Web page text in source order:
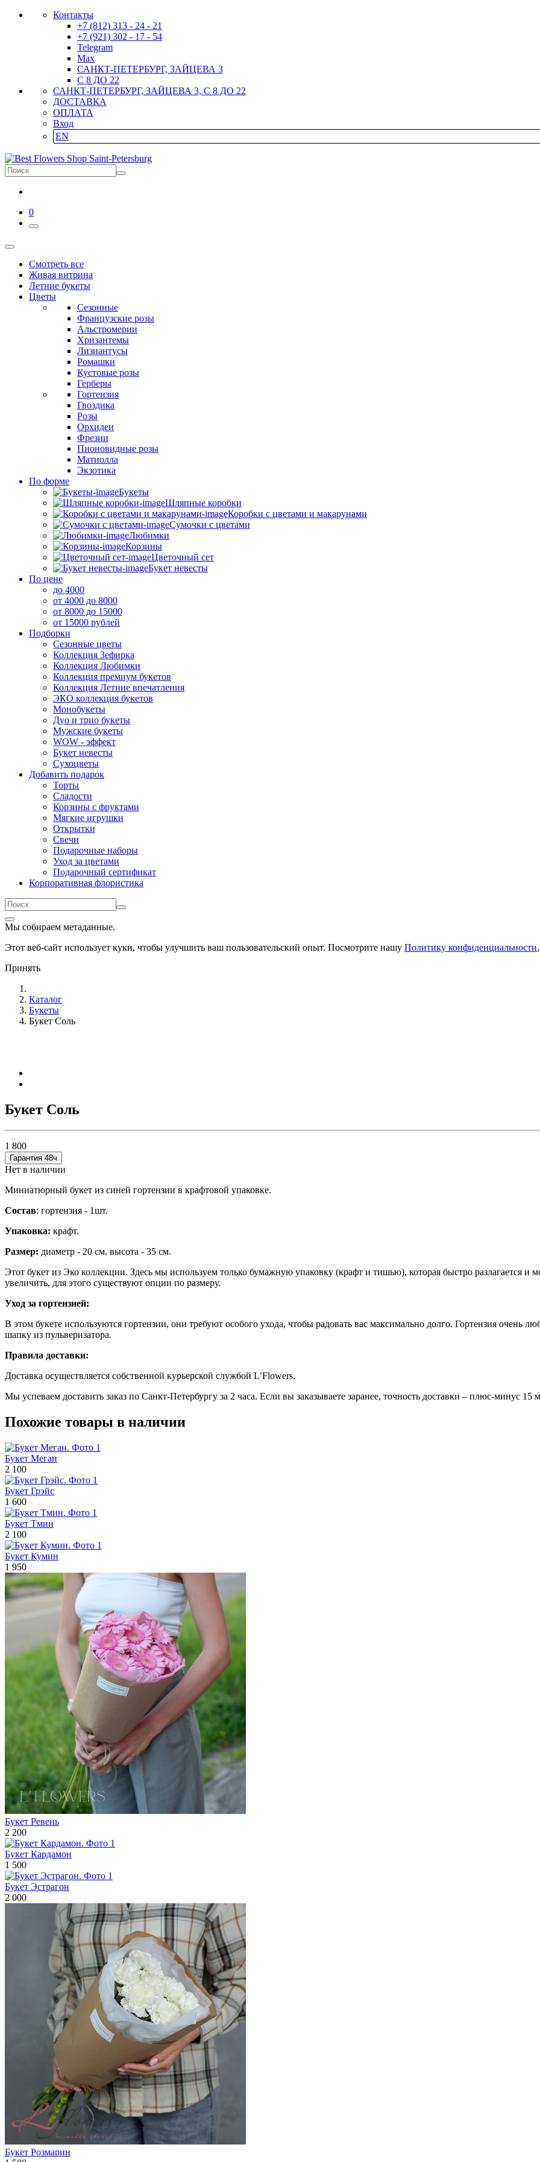
Контакты
+7 (812) 313 - 24 - 21
+7 (921) 302 - 17 - 54
Telegram
Max
САНКТ-ПЕТЕРБУРГ, ЗАЙЦЕВА 3
С 8 ДО 22
САНКТ-ПЕТЕРБУРГ, ЗАЙЦЕВА 3, С 8 ДО 22
ДОСТАВКА
ОПЛАТА
Вход
EN
0
Смотреть все
Живая витрина
Летние букеты
Цветы
Сезонные
Французские розы
Альстромерии
Хризантемы
Лизиантусы
Ромашки
Кустовые розы
Герберы
Гортензия
Гвоздика
Розы
Орхидеи
Фрезии
Пионовидные розы
Матиолла
Экзотика
По форме
Букеты
Шляпные коробки
Коробки с цветами и макарунами
Сумочки с цветами
Любимки
Корзины
Цветочный сет
Букет невесты
По цене
до 4000
от 4000 до 8000
от 8000 до 15000
от 15000 рублей
Подборки
Сезонные цветы
Коллекция Зефирка
Коллекция Любимки
Коллекция премиум букетов
Коллекция Летние впечатления
ЭКО коллекция букетов
Монобукеты
Дуо и трио букеты
Мужские букеты
WOW - эффект
Букет невесты
Сухоцветы
Добавить подарок
Торты
Сладости
Корзины с фруктами
Мягкие игрушки
Открытки
Свечи
Подарочные наборы
Уход за цветами
Подарочный сертификат
Корпоративная флористика
Мы собираем метаданные.
Этот веб-сайт использует куки, чтобы улучшить ваш пользовательский опыт. Посмотрите нашу Политику конфиденциальности
Принять
Каталог
Букеты
Букет Соль
Букет Соль
1 800
Гарантия 48ч
Нет в наличии
Миниатюрный букет из синей гортензии в крафтовой упаковке.
Состав: гортензия - 1шт.
Упаковка: крафт.
Размер: диаметр - 20 см, высота - 35 см.
Этот букет из Эко коллекции. Здесь мы используем только бумажную упаковку (крафт и тишью), которая быстро разлагается
увеличить, для этого существуют опции по размеру.
Уход за гортензией:
В этом букете используются гортензии, они требуют особого ухода, чтобы радовать вас максимально долго. Гортензия очень
шапку из пульверизатора.
Правила доставки:
Доставка осуществляется собственной курьерской службой L’Flowers.
Мы успеваем доставить заказ по Санкт-Петербургу за 2 часа. Если вы заказываете заранее, точность доставки – плюс-минус 15
Похожие товары в наличии
Букет Меган
2 100
Букет Грэйс
1 600
Букет Тмин
2 100
Букет Кумин
1 950
Букет Ревень
2 200
Букет Кардамон
1 500
Букет Эстрагон
2 000
Букет Розмарин